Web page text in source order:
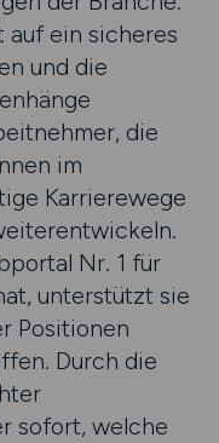
ein sicheres
und die
die
im
Karrierewege
Nr. 1 für
unterstützt sie
Positionen
Durch die
sofort, welche